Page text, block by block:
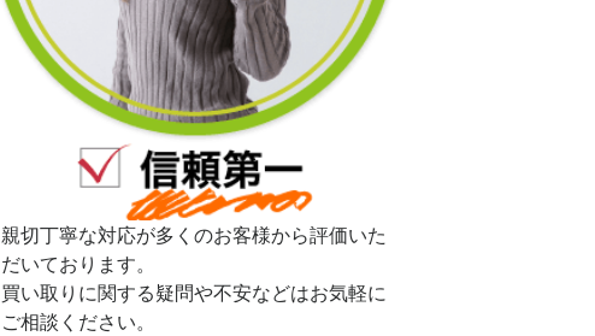
親切丁寧な対応が多くのお客様から評価いた
だいております。
買い取りに関する疑問や不安などはお気軽に
ご相談ください。